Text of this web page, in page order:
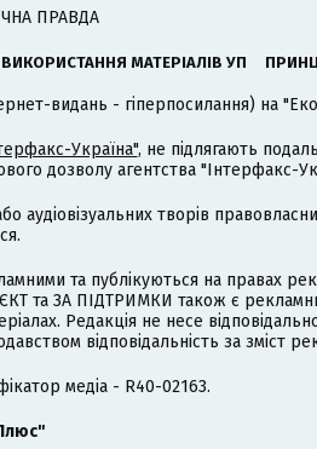
ПРАВДА
МАТЕРІАЛІВ УП
видань - гіперпосилання) на
Україна", не підлягають
дозволу агентства "Інтерфакс-
аудіовізуальних творів
та публікуються на правах
та ЗА ПІДТРИМКИ також є
Редакція не несе
відповідальність за зміст
медіа - R40-02163.